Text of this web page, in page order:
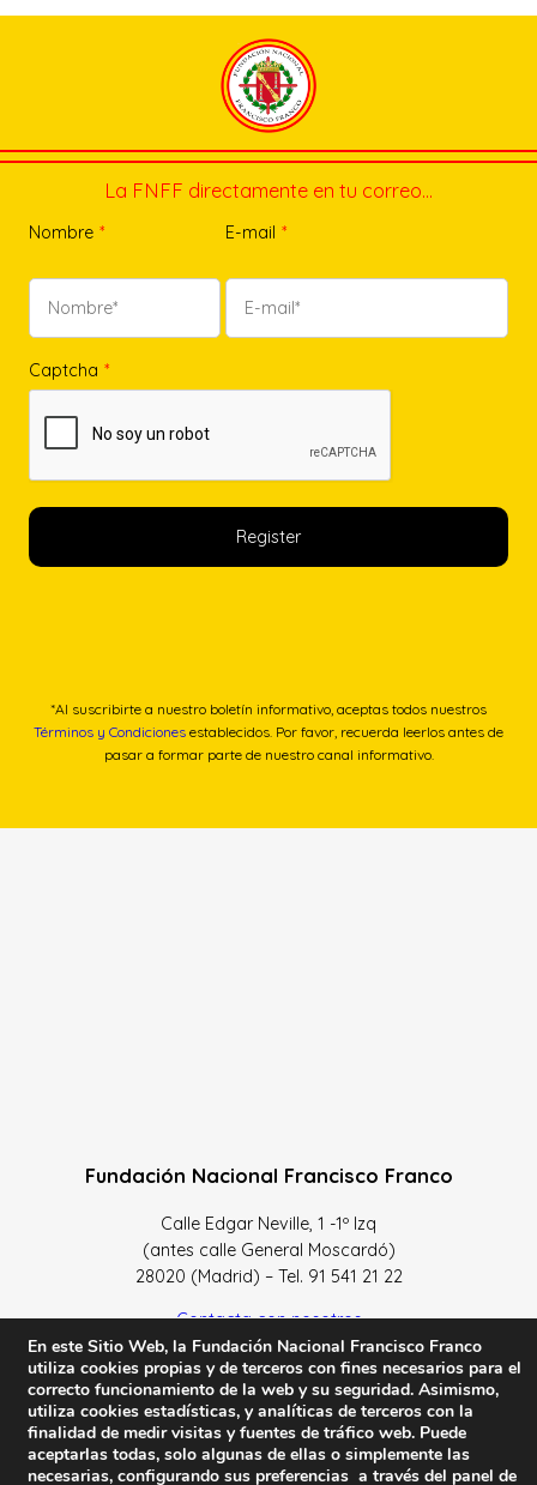
La FNFF directamente en tu correo…
Nombre * E-mail *
Captcha *
*Al suscribirte a nuestro boletín informativo, aceptas todos nuestros
Términos y Condiciones establecidos. Por favor, recuerda leerlos antes de
pasar a formar parte de nuestro canal informativo.
Fundación Nacional Francisco Franco
Calle Edgar Neville, 1 -1º Izq
(antes calle General Moscardó)
28020 (Madrid) – Tel. 91 541 21 22
Contacta con nosotros
Política de Privacidad y protección de datos– Sus datos
son seguros–Política de Cookies–Condiciones Generales
En este Sitio Web, la Fundación Nacional Francisco Franco
utiliza cookies propias y de terceros con fines necesarios para el
correcto funcionamiento de la web y su seguridad. Asimismo,
utiliza cookies estadísticas, y analíticas de terceros con la
finalidad de medir visitas y fuentes de tráfico web. Puede
aceptarlas todas, solo algunas de ellas o simplemente las
necesarias, configurando sus preferencias a través del panel de